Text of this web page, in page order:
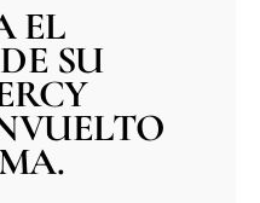
EL
SU